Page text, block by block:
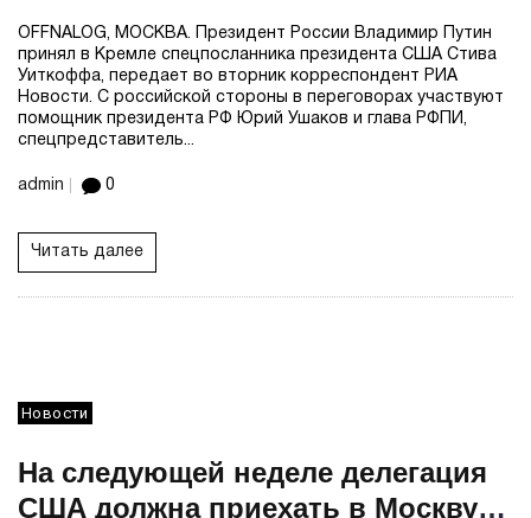
Уиткоффа
OFFNALOG, МОСКВА. Президент России Владимир Путин
принял в Кремле спецпосланника президента США Стива
Уиткоффа, передает во вторник корреспондент РИА
Новости. С российской стороны в переговорах участвуют
помощник президента РФ Юрий Ушаков и глава РФПИ,
спецпредставитель...
admin 0
Читать далее
Новости
На следующей неделе делегация
США должна приехать в Москву